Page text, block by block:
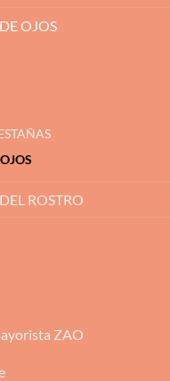
OJOS
ROSTRO
ZAO